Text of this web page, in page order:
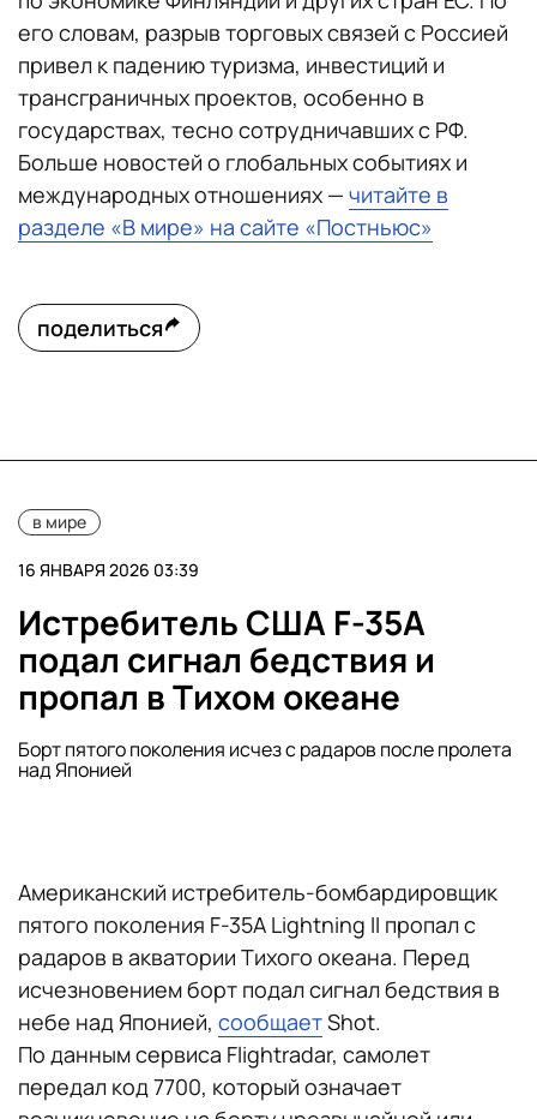
его словам, разрыв торговых связей с Россией
привел к падению туризма, инвестиций и
трансграничных проектов, особенно в
государствах, тесно сотрудничавших с РФ.
Больше новостей о глобальных событиях и
международных отношениях — читайте в
разделе «В мире» на сайте «Постньюс»
поделиться
в мире
16 ЯНВАРЯ 2026 03:39
Истребитель США F-35A
подал сигнал бедствия и
пропал в Тихом океане
Борт пятого поколения исчез с радаров после пролета
над Японией
Американский истребитель-бомбардировщик
пятого поколения F-35A Lightning II пропал с
радаров в акватории Тихого океана. Перед
исчезновением борт подал сигнал бедствия в
небе над Японией, сообщаетShot.
По данным сервиса Flightradar, самолет
передал код 7700, который означает